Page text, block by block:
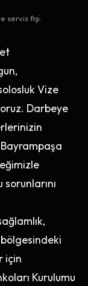
servis fişi.
Vize
Darbeye
için
Kurulumu